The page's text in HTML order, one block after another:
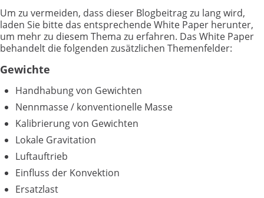
Um zu vermeiden, dass dieser Blogbeitrag zu lang wird,
laden Sie bitte das entsprechende White Paper herunter,
um mehr zu diesem Thema zu erfahren. Das White Paper
behandelt die folgenden zusätzlichen Themenfelder:
Gewichte
Handhabung von Gewichten
Nennmasse / konventionelle Masse
Kalibrierung von Gewichten
Lokale Gravitation
Luftauftrieb
Einfluss der Konvektion
Ersatzlast